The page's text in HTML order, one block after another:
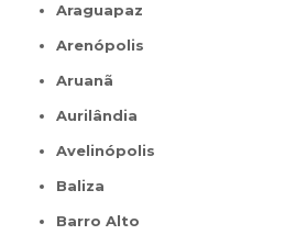
Araguapaz
Arenópolis
Aruanã
Aurilândia
Avelinópolis
Baliza
Barro Alto